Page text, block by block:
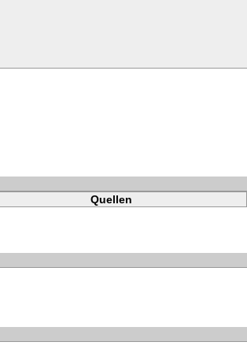
Quellen